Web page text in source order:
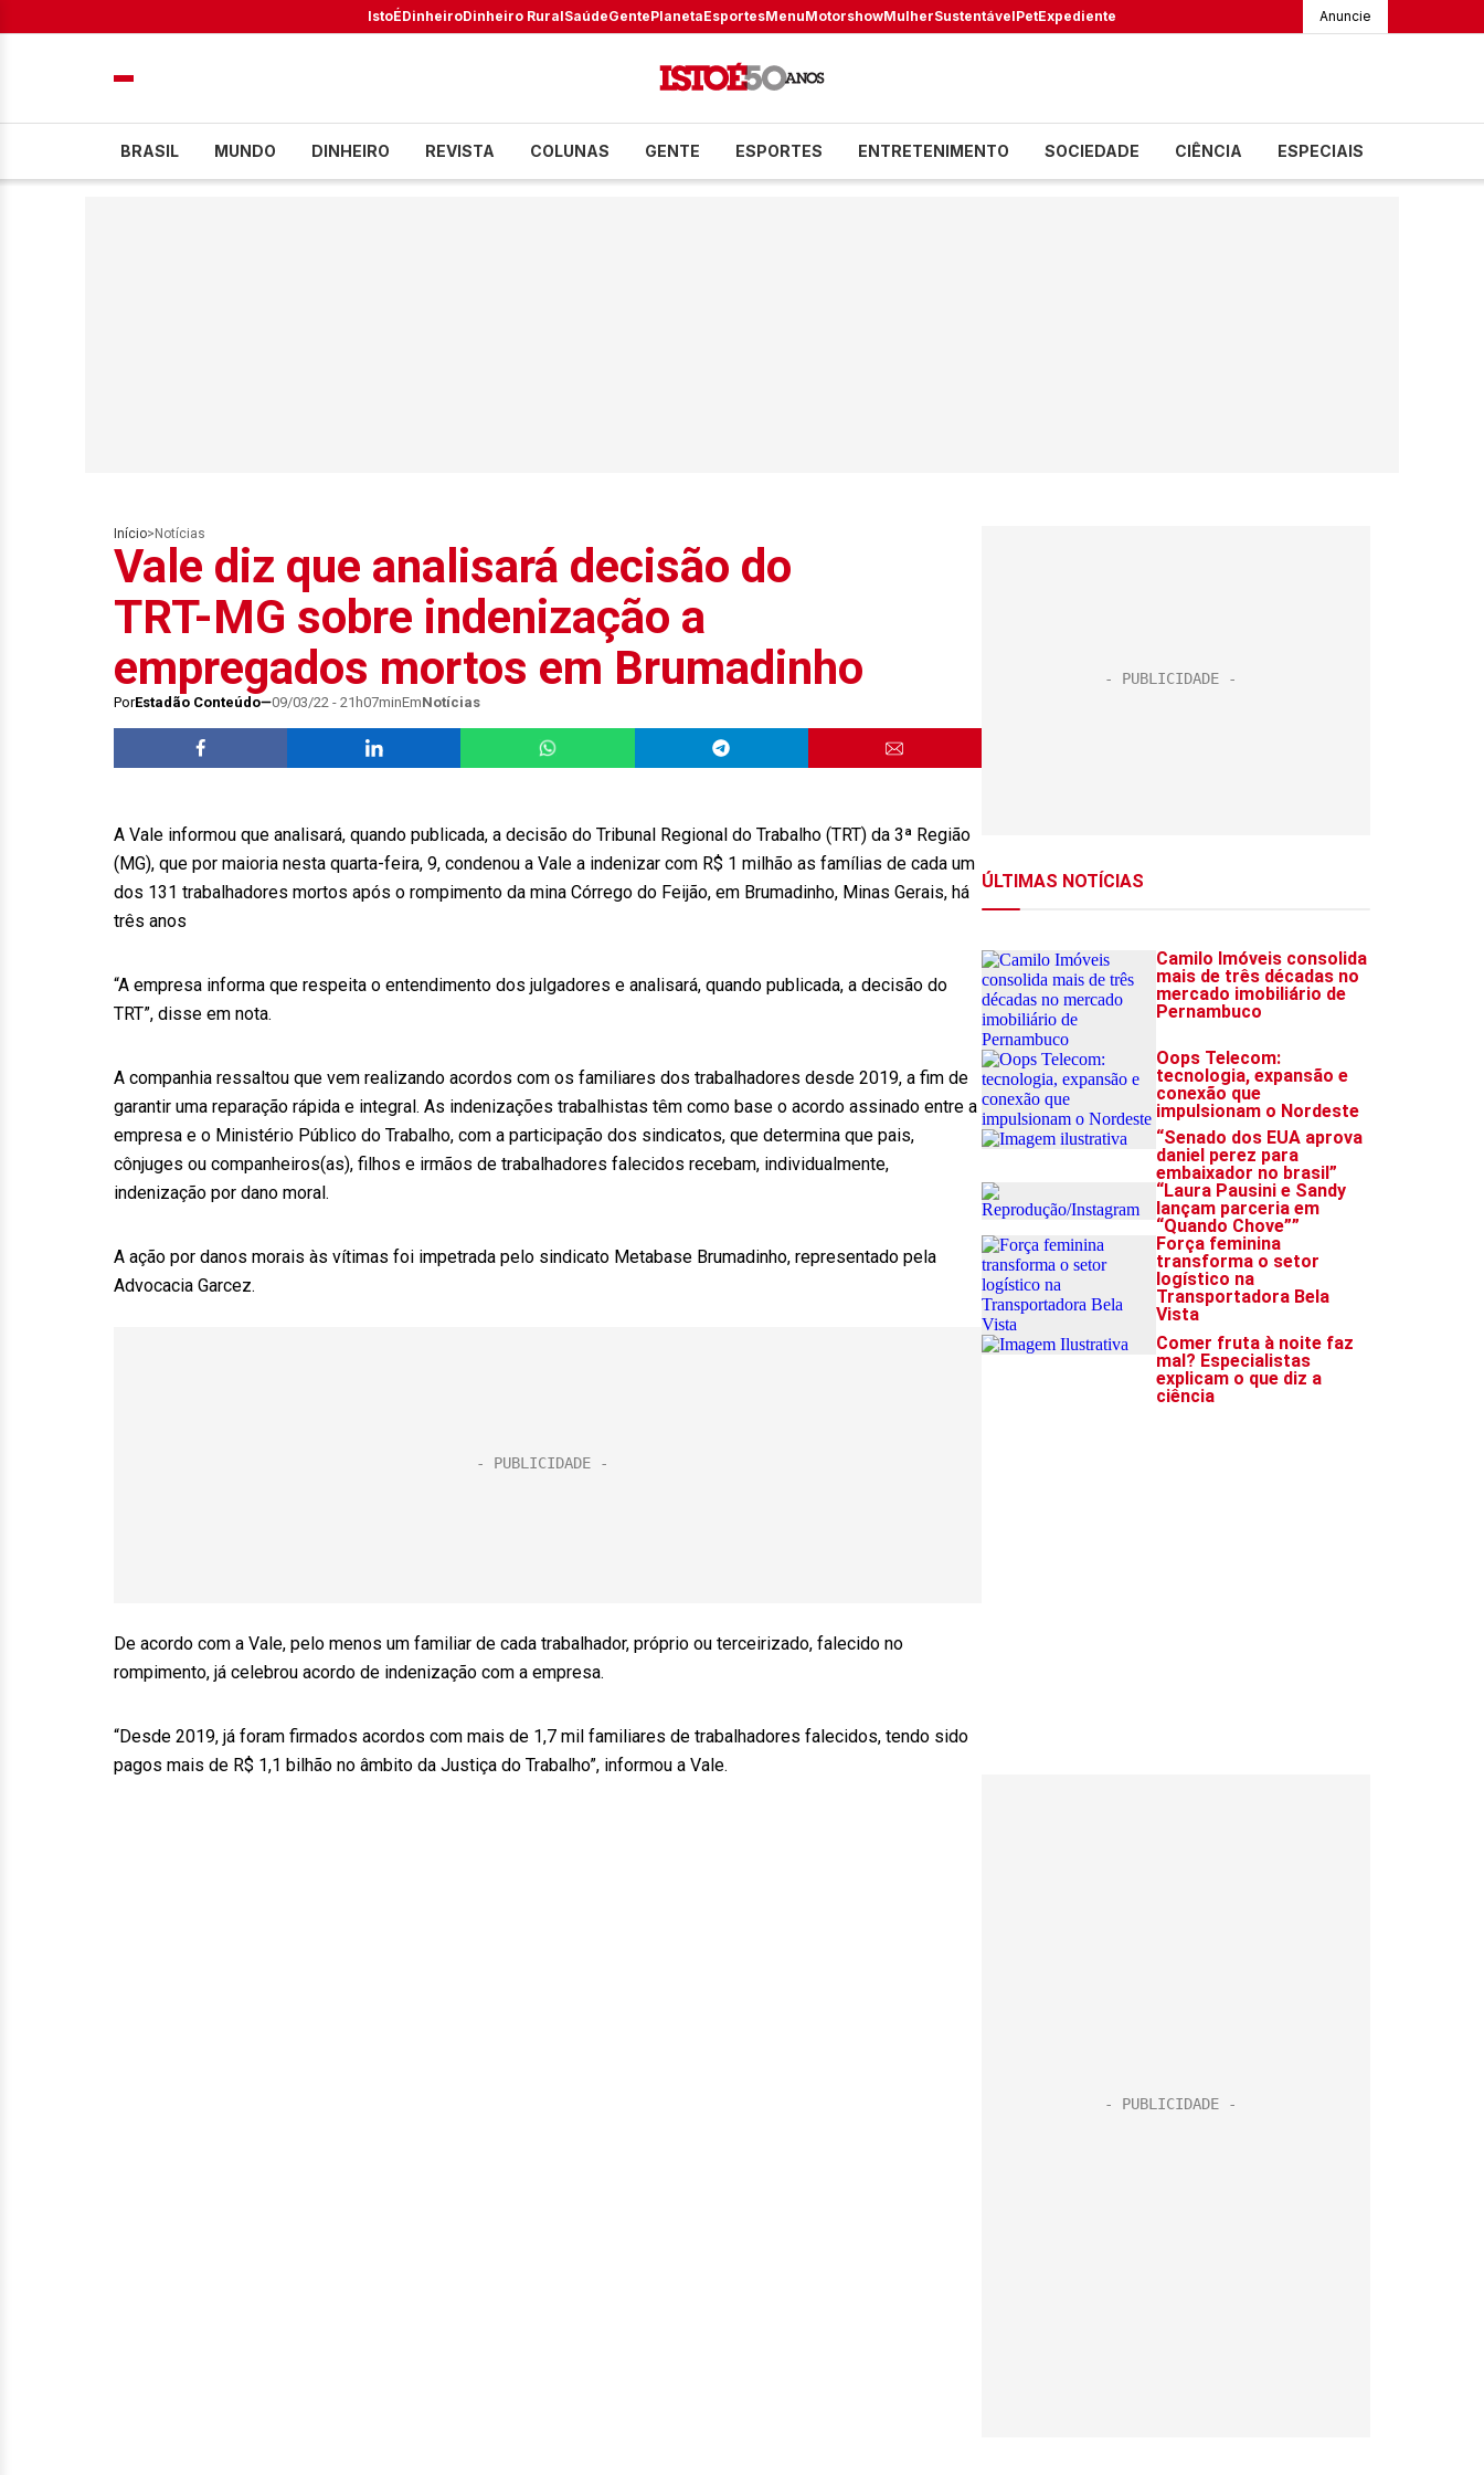
IstoÉDinheiroDinheiro RuralSaúdeGentePlanetaEsportesMenuMotorshowMulherSustentávelPetExpediente Anuncie
BRASIL MUNDO DINHEIRO REVISTA COLUNAS GENTE ESPORTES ENTRETENIMENTO SOCIEDADE CIÊNCIA ESPECIAIS
Início> Notícias
Vale diz que analisará decisão do
TRT-MG sobre indenização a
empregados mortos em Brumadinho
PorEstadão Conteúdo 09/03/22 - 21h07minEmNotícias
A Vale informou que analisará, quando publicada, a decisão do Tribunal Regional do Trabalho (TRT) da 3ª Região
(MG), que por maioria nesta quarta-feira, 9, condenou a Vale a indenizar com R$ 1 milhão as famílias de cada um
dos 131 trabalhadores mortos após o rompimento da mina Córrego do Feijão, em Brumadinho, Minas Gerais, há
três anos
“A empresa informa que respeita o entendimento dos julgadores e analisará, quando publicada, a decisão do
TRT”, disse em nota.
A companhia ressaltou que vem realizando acordos com os familiares dos trabalhadores desde 2019, a fim de
garantir uma reparação rápida e integral. As indenizações trabalhistas têm como base o acordo assinado entre a
empresa e o Ministério Público do Trabalho, com a participação dos sindicatos, que determina que pais,
cônjuges ou companheiros(as), filhos e irmãos de trabalhadores falecidos recebam, individualmente,
indenização por dano moral.
A ação por danos morais às vítimas foi impetrada pelo sindicato Metabase Brumadinho, representado pela
Advocacia Garcez.
De acordo com a Vale, pelo menos um familiar de cada trabalhador, próprio ou terceirizado, falecido no
rompimento, já celebrou acordo de indenização com a empresa.
“Desde 2019, já foram firmados acordos com mais de 1,7 mil familiares de trabalhadores falecidos, tendo sido
pagos mais de R$ 1,1 bilhão no âmbito da Justiça do Trabalho”, informou a Vale.